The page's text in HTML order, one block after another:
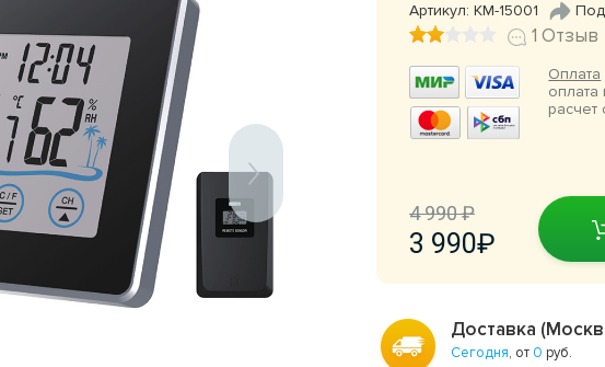
Артикул: КМ-15001
1 Отзыв
Оплата
оплата
расчет
4 990
3 990
Доставка
Сегодня, от 0 руб.